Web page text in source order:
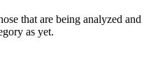
that are being analyzed and
as yet.